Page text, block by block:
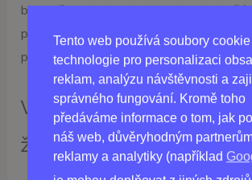
Tento web používá soubory
technologie pro personalizaci
reklam, analýzu návštěvnosti a
správného fungování. Kromě toho
předáváme informace o tom, jak
náš web, důvěryhodným
reklamy a analytiky (například
bezpečnosti. Vitasimil neobsahuje
přísady ani konzervanty, což
produkt, kterému můžete důvěřovat.
Vaše investice do
života